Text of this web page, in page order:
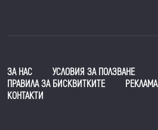
ЗА НАС
УСЛОВИЯ ЗА ПОЛЗВАНЕ
ПРАВИЛА ЗА БИСКВИТКИТЕ
РЕКЛАМА
КОНТАКТИ